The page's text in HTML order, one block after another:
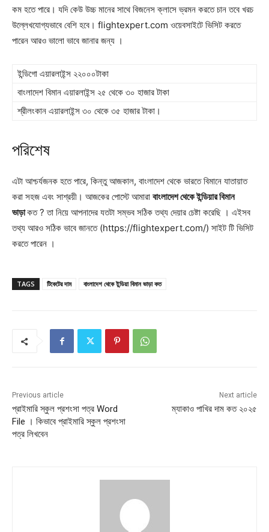
কম হতে পারে। যদি কেউ উচ্চ মানের সাথে বিজনেস ক্লাসে ভ্রমন করতে চান তবে খরচ
উল্লেখযোগ্যভাবে বেশি হবে। flightexpert.com ওয়েবসাইটে ভিসিট করতে
পারেন আরও ভালো ভাবে জানার জন্য ।
ইন্ডিগো এয়ারলাইন্স ২২০০০টাকা
বাংলাদেশ বিমান এয়ারলাইন্স ২৫ থেকে ৩০ হাজার টাকা
শ্রীলংকান এয়ারলাইন্স ৩০ থেকে ৩৫ হাজার টাকা।
পরিশেষ
এটা আশ্চর্যজনক হতে পারে, কিন্তু আজকাল, বাংলাদেশ থেকে ভারতে বিমানে যাতায়াত
করা সহজ এবং সাশ্রয়ী। আজকের পোস্টে আমারা বাংলাদেশ থেকে ইন্ডিয়ার বিমান
ভাড়াকত ? তা নিয়ে আপনাদের যতটা সম্ভব সঠিক তথ্য দেয়ার চেষ্টা করেছি । এইসব
তথ্য আরও সঠিক ভাবে জানতে (https://flightexpert.com/) সাইট টি ভিসিট
করতে পারেন ।
TAGS টিকেটের দাম বাংলাদেশ থেকে ইন্ডিয়া বিমান ভাড়া কত
Previous article
প্রাইমারি স্কুল প্রশংসা পত্র Word
File । কিভাবে প্রাইমারি স্কুল প্রশংসা
পত্র লিখবেন
Next article
ম্যাকাও পাখির দাম কত ২০২৫